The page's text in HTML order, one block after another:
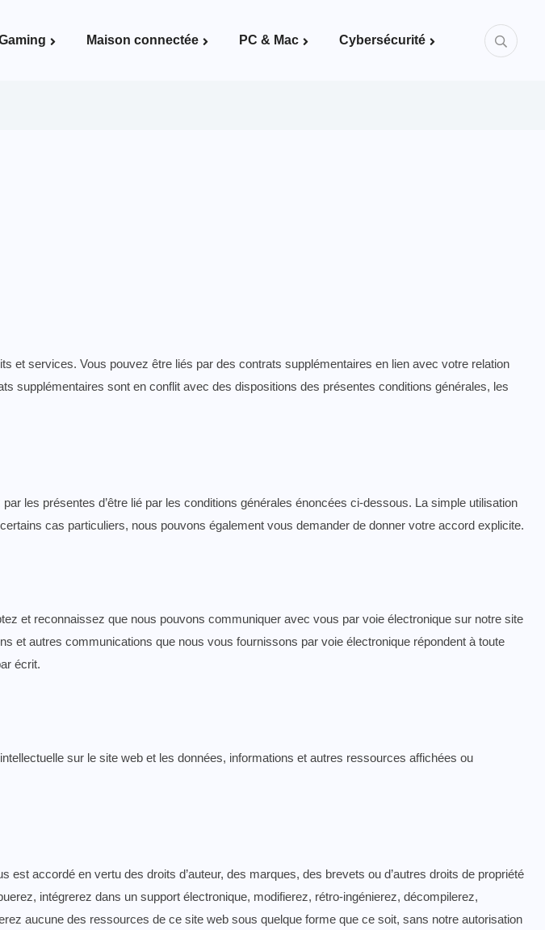
Maison connectée PC & Mac Cybersécurité
et services. Vous pouvez être liés par des contrats supplémentaires en lien avec votre relation
supplémentaires sont en conflit avec des dispositions des présentes conditions générales, les
les présentes d’être lié par les conditions générales énoncées ci-dessous. La simple utilisation
cas particuliers, nous pouvons également vous demander de donner votre accord explicite.
et reconnaissez que nous pouvons communiquer avec vous par voie électronique sur notre site
et autres communications que nous vous fournissons par voie électronique répondent à toute
écrit.
sur le site web et les données, informations et autres ressources affichées ou
accordé en vertu des droits d’auteur, des marques, des brevets ou d’autres droits de propriété
intégrerez dans un support électronique, modifierez, rétro-ingénierez, décompilerez,
aucune des ressources de ce site web sous quelque forme que ce soit, sans notre autorisation